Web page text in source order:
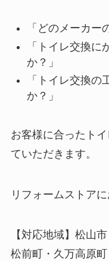
「どのメーカー
「トイレ交換
か？」
「トイレ交換の
か？」
お客様に合ったト
ていただきます。
リフォームストア
【対応地域】松山
松前町・久万高原